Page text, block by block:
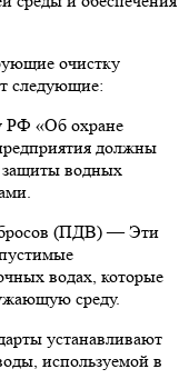
очистку
следующие:
РФ «Об охране
должны
защиты водных
(ПДВ) — Эти
водах, которые
среду.
устанавливают
используемой в